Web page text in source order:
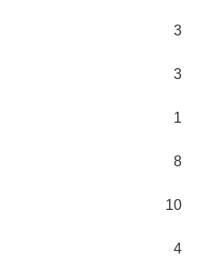
3
3
1
8
10
4